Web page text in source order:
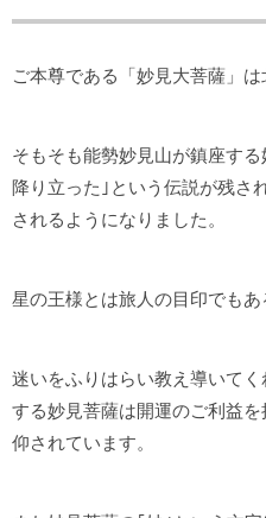
ご本尊である「妙見大菩薩」は
そもそも能勢妙見山が鎮座す
降り立った｣という伝説が残さ
されるようになりました。
星の王様とは旅人の目印でもあ
迷いをふりはらい教え導いて
する妙見菩薩は開運のご利益
仰されています。